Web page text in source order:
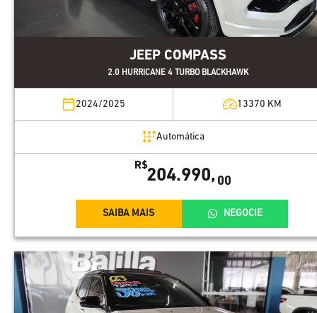
JEEP COMPASS
2.0 HURRICANE 4 TURBO BLACKHAWK
2024/2025 13370 KM
Automática
R$
204.990, 00
SAIBA MAIS NEGOCIE